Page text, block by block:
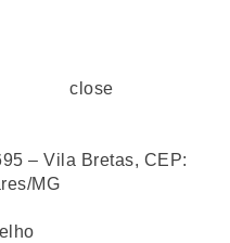
close
– Vila Bretas, CEP:
MG